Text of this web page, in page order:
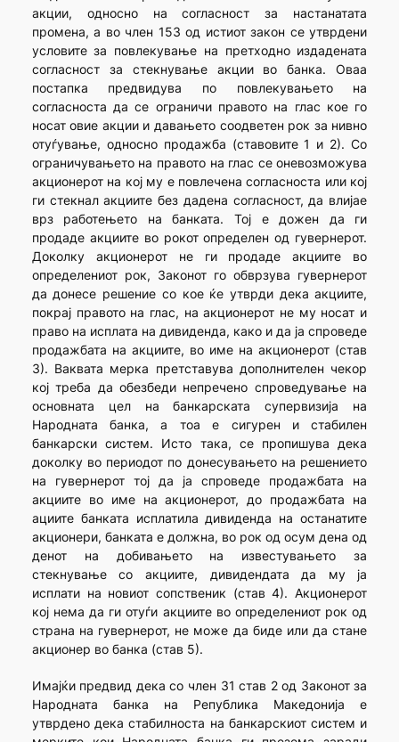
акции, односно на согласност за настанатата
промена, а во член 153 од истиот закон се утврдени
условите за повлекување на претходно издадената
согласност за стекнување акции во банка. Оваа
постапка предвидува по повлекувањето на
согласноста да се ограничи правото на глас кое го
носат овие акции и давањето соодветен рок за нивно
отуѓување, односно продажба (ставовите 1 и 2). Со
ограничувањето на правото на глас се оневозможува
акционерот на кој му е повлечена согласноста или кој
ги стекнал акциите без дадена согласност, да влијае
врз работењето на банката. Тој е дожен да ги
продаде акциите во рокот определен од гувернерот.
Доколку акционерот не ги продаде акциите во
определениот рок, Законот го обврзува гувернерот
да донесе решение со кое ќе утврди дека акциите,
покрај правото на глас, на акционерот не му носат и
право на исплата на дивиденда, како и да ја спроведе
продажбата на акциите, во име на акционерот (став
3). Ваквата мерка претставува дополнителен чекор
кој треба да обезбеди непречено спроведување на
основната цел на банкарската супервизија на
Народната банка, а тоа е сигурен и стабилен
банкарски систем. Исто така, се пропишува дека
доколку во периодот по донесувањето на решението
на гувернерот тој да ја спроведе продажбата на
акциите во име на акционерот, до продажбата на
ациите банката исплатила дивиденда на останатите
акционери, банката е должна, во рок од осум дена од
денот на добивањето на известувањето за
стекнување со акциите, дивидендата да му ја
исплати на новиот сопственик (став 4). Акционерот
кој нема да ги отуѓи акциите во определениот рок од
страна на гувернерот, не може да биде или да стане
акционер во банка (став 5).
Имајќи предвид дека со член 31 став 2 од Законот за
Народната банка на Република Македонија е
утврдено дека стабилноста на банкарскиот систем и